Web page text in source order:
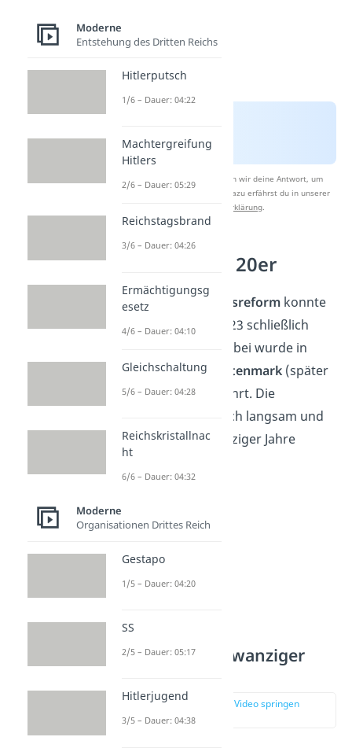
Nach Beantwortung speichern wir deine Antwort, um
Studyflix zu verbessern. Mehr dazu erfährst du in unserer
Datenschutzerklärung.
Die Goldenen 20er
Durch eine Währungsreformkonnte
die Inflation Ende 1923 schließlich
gestoppt werden. Dabei wurde in
Deutschland die Rentenmark(später
Reichsmark) eingeführt. Die
Wirtschaft erholte sich langsam und
die „goldenen“ zwanziger Jahre
brachen an.
Die Goldenen Zwanziger
zur Stelle im Video springen
(02:05)
Moderne
Entstehung des Dritten Reichs
Hitlerputsch
1/6 – Dauer: 04:22
Machtergreifung
Hitlers
2/6 – Dauer: 05:29
Reichstagsbrand
3/6 – Dauer: 04:26
Ermächtigungsg
esetz
4/6 – Dauer: 04:10
Gleichschaltung
5/6 – Dauer: 04:28
Reichskristallnac
ht
6/6 – Dauer: 04:32
Moderne
Organisationen Drittes Reich
Gestapo
1/5 – Dauer: 04:20
SS
2/5 – Dauer: 05:17
Hitlerjugend
3/5 – Dauer: 04:38